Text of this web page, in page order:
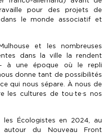
pour des projets de
le monde associatif et
et les nombreuses
dans la ville la rendent
à une époque où le repli
donne tant de possibilités
qui nous sépare. À nous de
les cultures de tou·te·s nos
les Écologistes en 2024, au
du Nouveau Front